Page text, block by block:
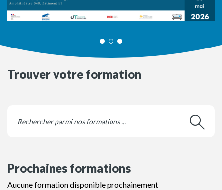
Trouver votre formation
Prochaines formations
Aucune formation disponible prochainement